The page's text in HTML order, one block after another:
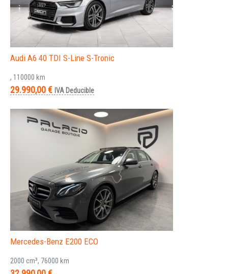
Audi A6 40 TDI S-Line S-Tronic
, 110000 km
29.990,00 € IVA Deducible
Mercedes-Benz E200 ECO
2000 cm³, 76000 km